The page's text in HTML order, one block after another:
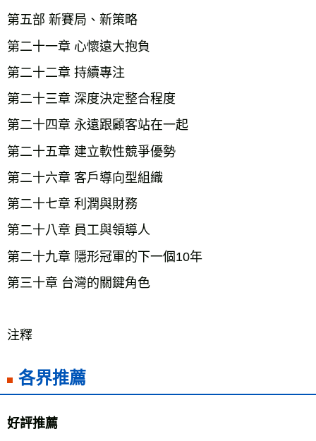
第五部 新賽局、新策略
第二十一章 心懷遠大抱負
第二十二章 持續專注
第二十三章 深度決定整合程度
第二十四章 永遠跟顧客站在一起
第二十五章 建立軟性競爭優勢
第二十六章 客戶導向型組織
第二十七章 利潤與財務
第二十八章 員工與領導人
第二十九章 隱形冠軍的下一個10年
第三十章 台灣的關鍵角色
注釋
各界推薦
好評推薦